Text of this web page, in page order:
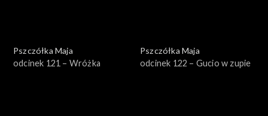
Pszczółka Maja
odcinek 121 – Wróżka
Pszczółka Maja
odcinek 122 – Gucio w zupie